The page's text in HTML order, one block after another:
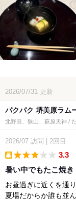
2026/07/31 更新
パクパク 堺美原ラム
北野田、狭山、萩原天神 /
2026/07 訪問 2回目
3.3
暑い中でもたこ焼き
お昼過ぎに近くを通
夏場だからか誰も並